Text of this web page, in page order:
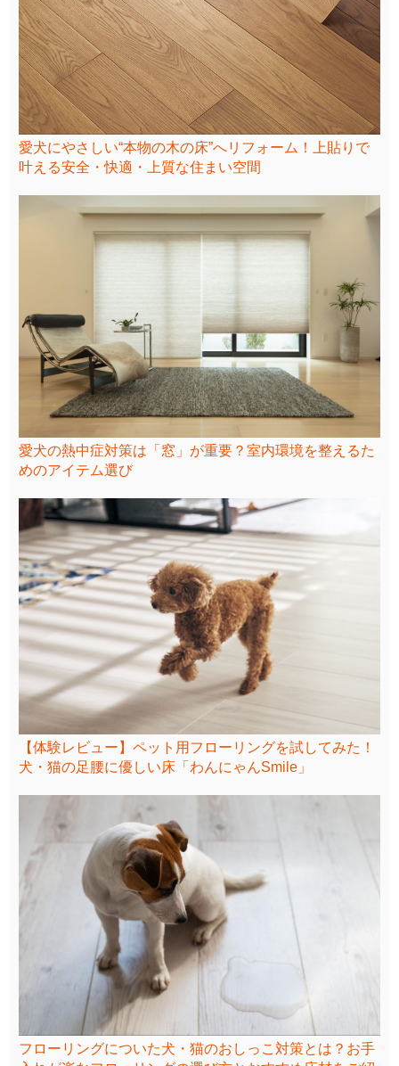
愛犬にやさしい“本物の木の床”へリフォーム！上貼りで
叶える安全・快適・上質な住まい空間
愛犬の熱中症対策は「窓」が重要？室内環境を整えるた
めのアイテム選び
【体験レビュー】ペット用フローリングを試してみた！
犬・猫の足腰に優しい床「わんにゃんSmile」
フローリングについた犬・猫のおしっこ対策とは？お手